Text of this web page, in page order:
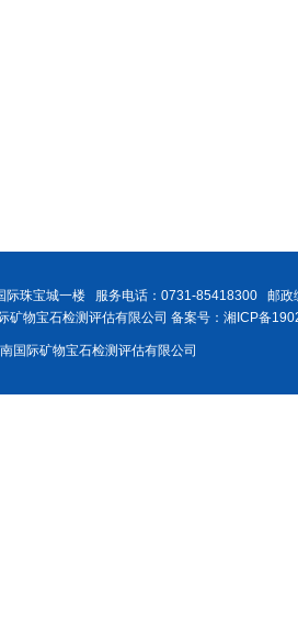
际珠宝城一楼 服务电话：0731-85418300 邮政
物宝石检测评估有限公司 备案号：湘ICP备
国际矿物宝石检测评估有限公司